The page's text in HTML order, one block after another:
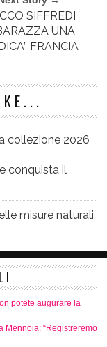
SIFFREDI
UNA
FRANCIA
collezione 2026
conquista il
misure naturali
potete augurare la
Mennoia: “Registreremo